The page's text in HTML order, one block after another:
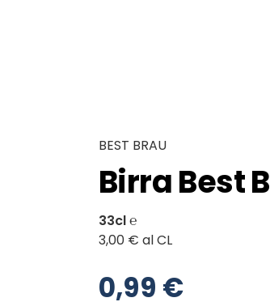
BEST BRAU
Birra Best
33cl ℮
3,00 € al CL
0,99 €